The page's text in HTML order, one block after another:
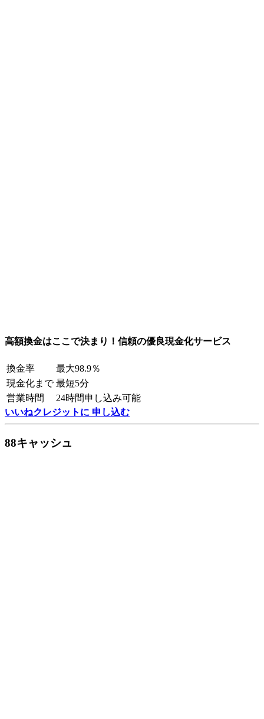
高額換金はここで決まり！信頼の優良現金化サービス
換金率
最大98.9％
現金化まで 最短5分
営業時間
24時間申し込み可能
いいねクレジットに 申し込む
88キャッシュ